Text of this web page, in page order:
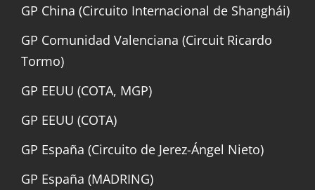
GP China (Circuito Internacional de Shanghái)
GP Comunidad Valenciana (Circuit Ricardo
Tormo)
GP EEUU (COTA, MGP)
GP EEUU (COTA)
GP España (Circuito de Jerez-Ángel Nieto)
GP España (MADRING)